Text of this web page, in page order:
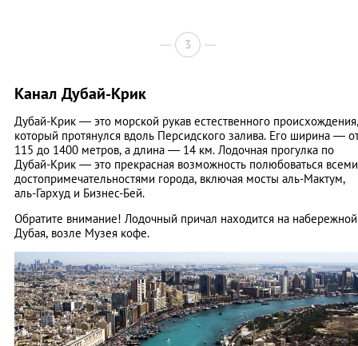
3
Канал Дубай-Крик
Дубай-Крик — это морской рукав естественного происхождения,
который протянулся вдоль Персидского залива. Его ширина —
115 до 1400 метров, а длина — 14 км. Лодочная прогулка по
Дубай-Крик — это прекрасная возможность полюбоваться всеми
достопримечательностями города, включая мосты аль-Мактум,
аль-Гархуд и Бизнес-Бей.
Обратите внимание! Лодочный причал находится на набережной
Дубая, возле Музея кофе.